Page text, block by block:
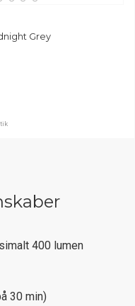
Grey
400 lumen
30 min)